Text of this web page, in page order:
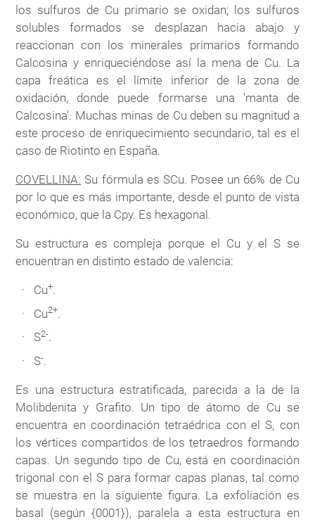
los sulfuros de Cu primario se oxidan; los sulfuros
solubles formados se desplazan hacia abajo y
reaccionan con los minerales primarios formando
Calcosina y enriqueciéndose así la mena de Cu. La
capa freática es el límite inferior de la zona de
oxidación, donde puede formarse una 'manta de
Calcosina'. Muchas minas de Cu deben su magnitud a
este proceso de enriquecimiento secundario, tal es el
caso de Riotinto en España.
COVELLINA: Su fórmula es SCu. Posee un 66% de Cu
por lo que es más importante, desde el punto de vista
económico, que la Cpy. Es hexagonal.
Su estructura es compleja porque el Cu y el S se
encuentran en distinto estado de valencia:
Cu+.
Cu2+.
S2-.
S-.
Es una estructura estratificada, parecida a la de la
Molibdenita y Grafito. Un tipo de átomo de Cu se
encuentra en coordinación tetraédrica con el S, con
los vértices compartidos de los tetraedros formando
capas. Un segundo tipo de Cu, está en coordinación
trigonal con el S para formar capas planas, tal como
se muestra en la siguiente figura. La exfoliación es
basal (según {0001}), paralela a esta estructura en